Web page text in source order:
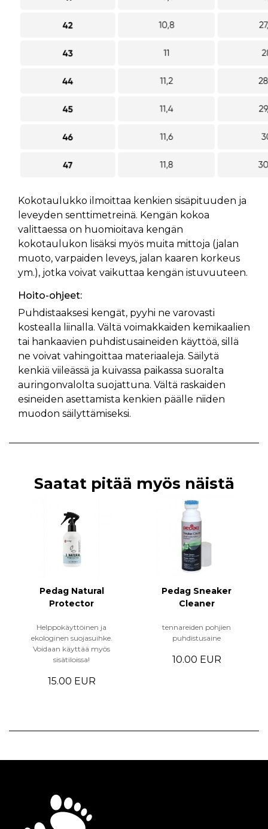
Kokotaulukko ilmoittaa kenkien sisäpituuden ja
leveyden senttimetreinä. Kengän kokoa
valittaessa on huomioitava kengän
kokotaulukon lisäksi myös muita mittoja (jalan
muoto, varpaiden leveys, jalan kaaren korkeus
ym.), jotka voivat vaikuttaa kengän istuvuuteen.
Hoito-ohjeet:
Puhdistaaksesi kengät, pyyhi ne varovasti
kostealla liinalla. Vältä voimakkaiden kemikaalien
tai hankaavien puhdistusaineiden käyttöä, sillä
ne voivat vahingoittaa materiaaleja. Säilytä
kenkiä viileässä ja kuivassa paikassa suoralta
auringonvalolta suojattuna. Vältä raskaiden
esineiden asettamista kenkien päälle niiden
muodon säilyttämiseksi.
Saatat pitää myös näistä
Pedag Natural
Protector
Helppokäyttöinen ja
ekologinen suojasuihke.
Voidaan käyttää myös
sisätiloissa!
15.00 EUR
Pedag Sneaker
Cleaner
tennareiden pohjien
puhdistusaine
10.00 EUR